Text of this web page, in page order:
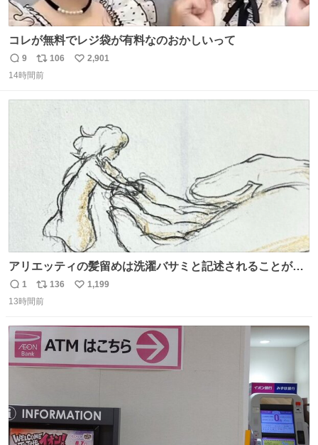
コレが無料でレジ袋が有料なのおかしいって
返
信
9
リ
ポ
106
い
2,901
14時間前
アリエッティの髪留めは洗濯バサミと記述されることが多
いですが、もっと小さいプラスチックのクリップです。 バ
ネは使いやすいように強度を調整してあるはず。
返
信
1
リ
ポ
ト
数
136
い
1,199
13時間前